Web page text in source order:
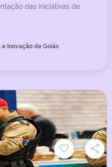
das iniciativas de
Inovação de Goiás